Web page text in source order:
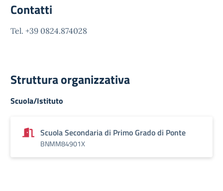
Contatti
Tel. +39 0824.874028
Struttura organizzativa
Scuola/Istituto
Scuola Secondaria di Primo Grado di Ponte
BNMM84901X